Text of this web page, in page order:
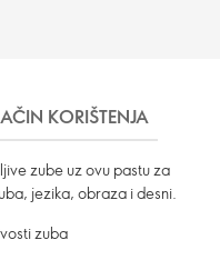
KORIŠTENJA
zube uz ovu pastu za
jezika, obraza i desni.
zuba